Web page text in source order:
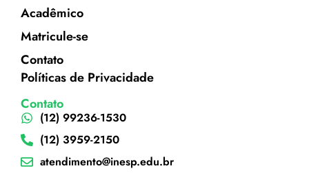
Acadêmico
Matricule-se
Contato
Políticas de Privacidade
Contato
(12) 99236-1530
(12) 3959-2150
atendimento@inesp.edu.br